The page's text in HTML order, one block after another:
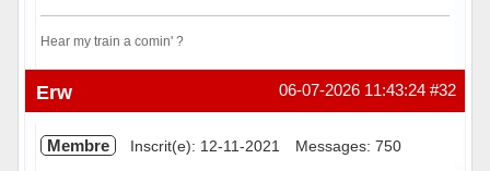
Hear my train a comin' ?
Hors ligne #32
06-07-2026 11:43:24
Erw
Membre Inscrit(e): 12-11-2021 Messages: 750